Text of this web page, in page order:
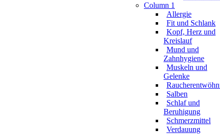
Column 1
Allergie
Fit und Schlank
Kopf, Herz und
Kreislauf
Mund und
Zahnhygiene
Muskeln und
Gelenke
Salben
Schlaf und
Beruhigung
Schmerzmittel
Verdauung